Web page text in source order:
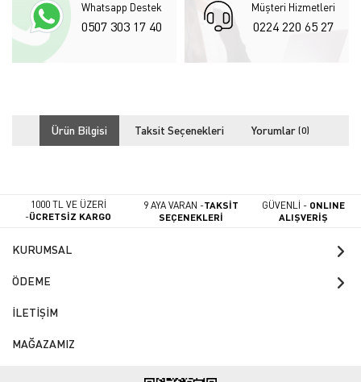
Whatsapp Destek
0507 303 17 40
Müşteri Hizmetleri
0224 220 65 27
Ürün Bilgisi Taksit Seçenekleri Yorumlar (0)
1000 TL VE ÜZERİ
-ÜCRETSİZ KARGO
9 AYA VARAN -TAKSİT
SEÇENEKLERİ
GÜVENLİ - ONLINE
ALIŞVERİŞ
KURUMSAL
ÖDEME
İLETİŞİM
MAĞAZAMIZ